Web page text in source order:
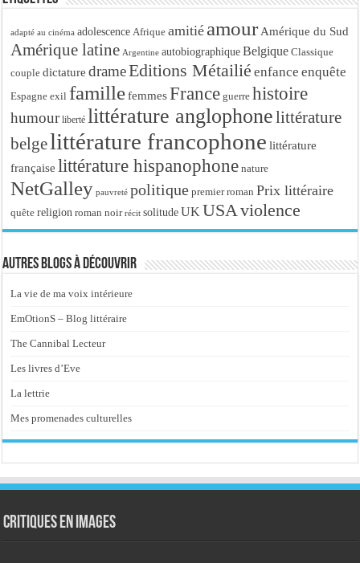
adapté au cinéma adolescence Afrique amitié amour Amérique du Sud
Amérique latine Argentine autobiographique Belgique Classique
couple dictature drameEditions Métailié enfance enquête
Espagne exil famille femmes France guerre histoire
humour liberté littérature anglophonelittérature
belgelittérature francophone littérature
française littérature hispanophone nature
NetGalley pauvreté politique premier roman Prix littéraire
quête religion roman noir récit solitude UK USAviolence
Autres blogs à découvrir
La vie de ma voix intérieure
EmOtionS – Blog littéraire
The Cannibal Lecteur
Les livres d’Eve
La lettrie
Mes promenades culturelles
Critiques en images